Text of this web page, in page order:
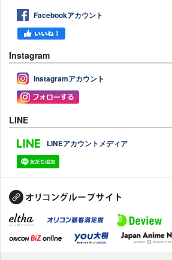
Facebookアカウント
Instagram
Instagramアカウント
LINE
LINEアカウントメディア